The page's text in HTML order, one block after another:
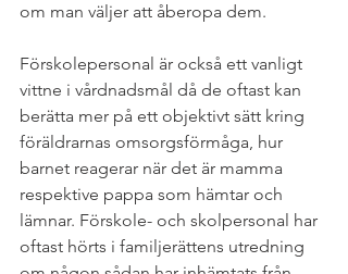
om man väljer att åberopa dem.
Förskolepersonal är också ett vanligt
vittne i vårdnadsmål då de oftast kan
berätta mer på ett objektivt sätt kring
föräldrarnas omsorgsförmåga, hur
barnet reagerar när det är mamma
respektive pappa som hämtar och
lämnar. Förskole- och skolpersonal har
oftast hörts i familjerättens utredning